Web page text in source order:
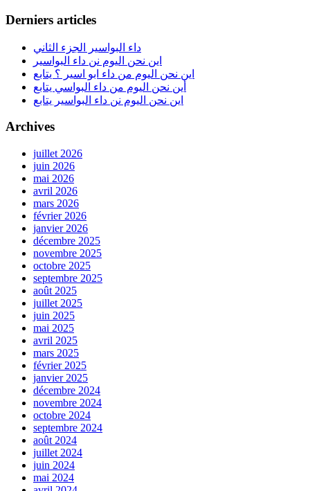
Derniers articles
داء البواسير الجزء الثاني
اين نحن اليوم نن داء البواسير
اين نحن اليوم من داء ابو اسير ؟ يتابع
أين نحن اليوم من داء البواسي يتابع
اين نحن اليوم نن داء البواسير يتابع
Archives
juillet 2026
juin 2026
mai 2026
avril 2026
mars 2026
février 2026
janvier 2026
décembre 2025
novembre 2025
octobre 2025
septembre 2025
août 2025
juillet 2025
juin 2025
mai 2025
avril 2025
mars 2025
février 2025
janvier 2025
décembre 2024
novembre 2024
octobre 2024
septembre 2024
août 2024
juillet 2024
juin 2024
mai 2024